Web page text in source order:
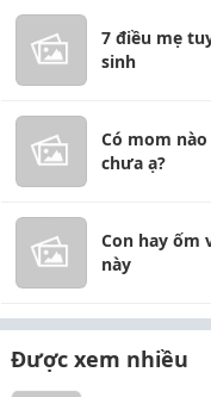
7 điều mẹ
sinh
Có mom
chưa ạ?
Con hay ốm
này
Được xem nhiều